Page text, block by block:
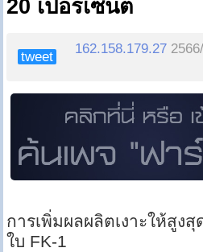
20 เปอร์เซ็นต์
tweet
162.158.179.27
การเพิ่มผลผลิตเงาะให้สูง
ใบ FK-1